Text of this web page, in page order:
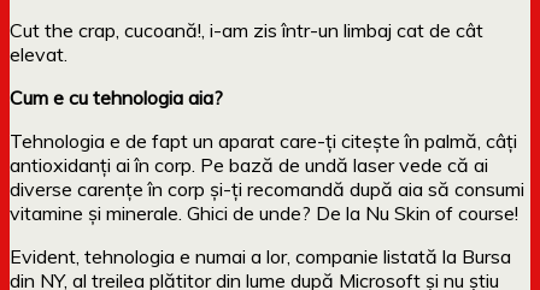
Cut the crap, cucoană!, i-am zis într-un limbaj cat de cât
elevat.
Cum e cu tehnologia aia?
Tehnologia e de fapt un aparat care-ți citește în palmă, câți
antioxidanți ai în corp. Pe bază de undă laser vede că ai
diverse carențe în corp și-ți recomandă după aia să consumi
vitamine și minerale. Ghici de unde? De la Nu Skin of course!
Evident, tehnologia e numai a lor, companie listată la Bursa
din NY, al treilea plătitor din lume după Microsoft și nu știu